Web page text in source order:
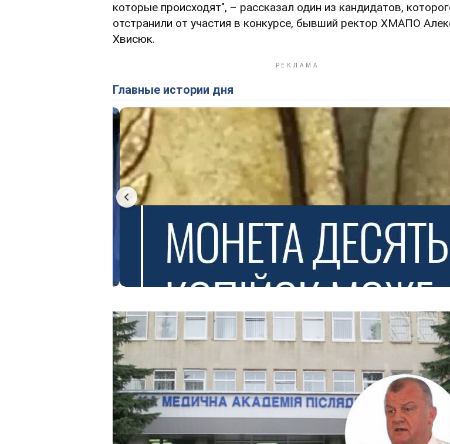
которые происходят", – рассказал один из кандидатов,
отстранили от участия в конкурсе, бывший ректор ХМАПО
Хвисюк.
Главные истории дня